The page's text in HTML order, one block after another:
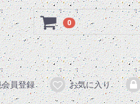
0
会員登録 お気に入り